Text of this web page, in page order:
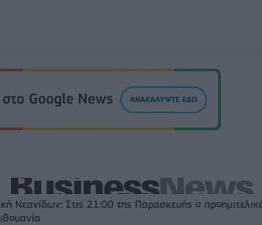
Νεανίδων: Στις 21:00 της Παρασκευής ο